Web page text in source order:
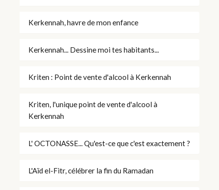
Kerkennah, havre de mon enfance
Kerkennah... Dessine moi tes habitants...
Kriten : Point de vente d'alcool à Kerkennah
Kriten, l'unique point de vente d'alcool à
Kerkennah
L' OCTONASSE... Qu'est-ce que c'est exactement ?
L'Aïd el-Fitr, célébrer la fin du Ramadan